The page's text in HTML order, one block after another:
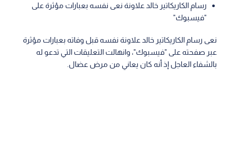
رسام الكاريكاتير خالد علاونة نعى نفسه بعبارات مؤثرة على
"فيسبوك"
نعى رسام الكاريكاتير خالد علاونة نفسه قبل وفاته بعبارات مؤثرة
عبر صفحته على "فيسبوك"، وانهالت التعليقات التي تدعو له
بالشفاء العاجل إذ أنه كان يعاني من مرض عضال.